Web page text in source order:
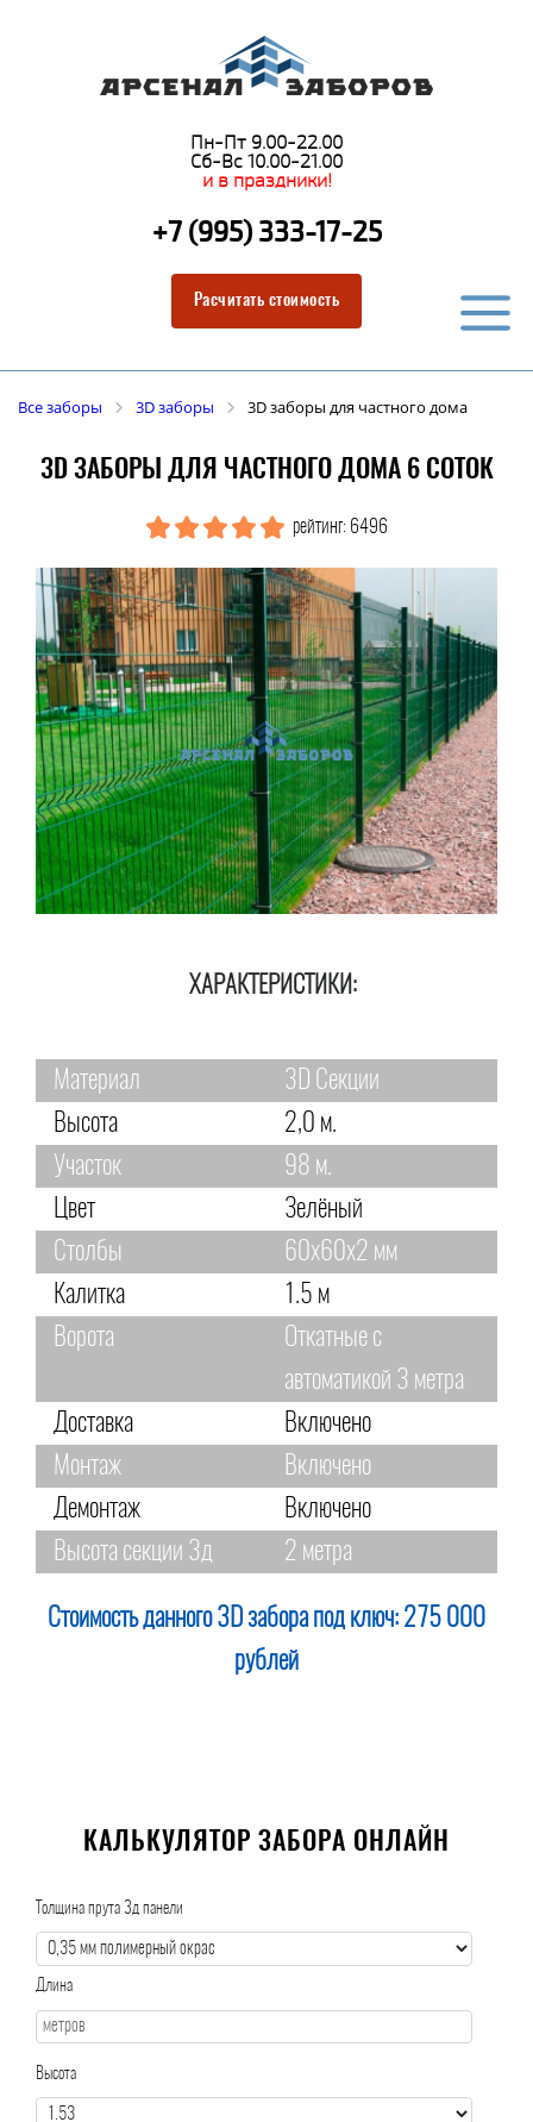
Пн-Пт 9.00-22.00
Сб-Вс 10.00-21.00
и в праздники!
+7 (995) 333-17-25
Расчитать стоимость
Все заборы 3D заборы 3D заборы для частного дома
3D ЗАБОРЫ ДЛЯ ЧАСТНОГО ДОМА 6 СОТОК
рейтинг: 6496
ХАРАКТЕРИСТИКИ:
Материал
3D Секции
Высота
2,0 м.
Участок
98 м.
Цвет
Зелёный
Столбы
60х60х2 мм
Калитка
1.5 м
Ворота
Откатные с
автоматикой 3 метра
Доставка
Включено
Монтаж
Включено
Демонтаж
Включено
Высота секции 3д
2 метра
Стоимость данного 3D забора под ключ: 275 000
рублей
КАЛЬКУЛЯТОР ЗАБОРА ОНЛАЙН
Толщина прута 3д панели
Длина
Высота